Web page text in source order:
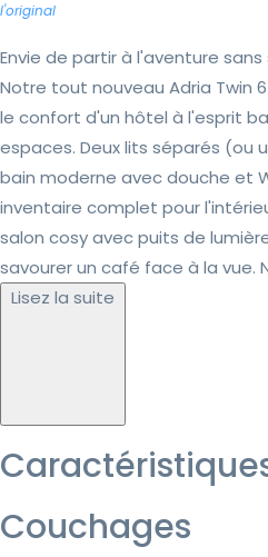
l'original
Envie de partir à l'aventure
Notre tout nouveau Adria Twin
le confort d'un hôtel à l'esprit
espaces. Deux lits séparés (ou
bain moderne avec douche et
inventaire complet pour
salon cosy avec puits de
savourer un café face à la vue.
Lisez la suite
Couchages